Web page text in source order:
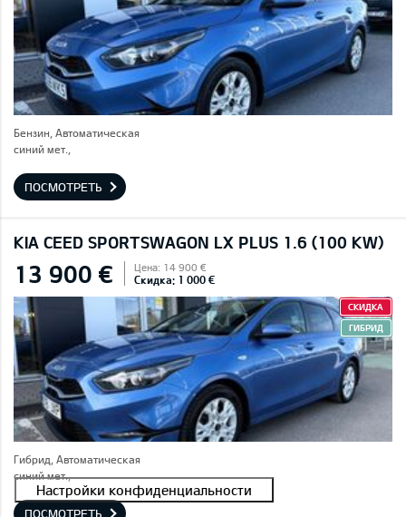
Бензин, Автоматическая
синий мет.,
ПОСМОТРЕТЬ
KIA CEED SPORTSWAGON LX PLUS 1.6 (100 KW)
13 900 € Цена: 14 900 €
Скидка: 1 000 €
СКИДКА
ГИБРИД
Гибрид, Автоматическая
синий мет.,
ПОСМОТРЕТЬ